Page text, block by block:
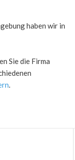
haben wir in
Sie die Firma
.